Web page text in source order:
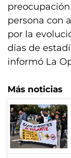
persona con
por la
días de
informó La
Más noticias